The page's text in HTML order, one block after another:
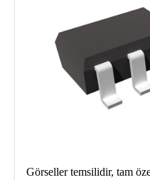
Görseller temsilidir, tam